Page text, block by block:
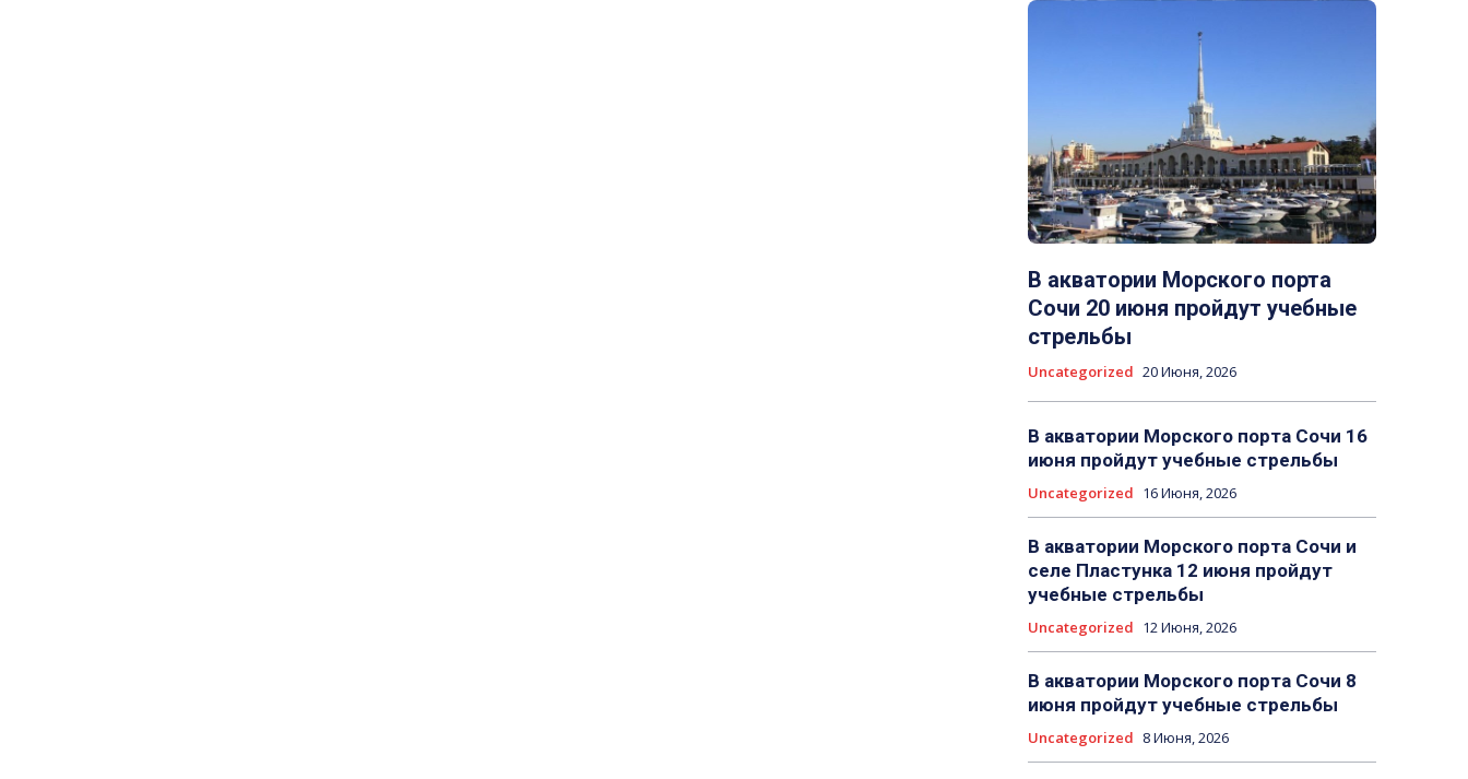
В акватории Морского порта
Сочи 20 июня пройдут учебные
стрельбы
Uncategorized 20 Июня, 2026
В акватории Морского порта Сочи 16
июня пройдут учебные стрельбы
Uncategorized 16 Июня, 2026
В акватории Морского порта Сочи и
селе Пластунка 12 июня пройдут
учебные стрельбы
Uncategorized 12 Июня, 2026
В акватории Морского порта Сочи 8
июня пройдут учебные стрельбы
Uncategorized 8 Июня, 2026